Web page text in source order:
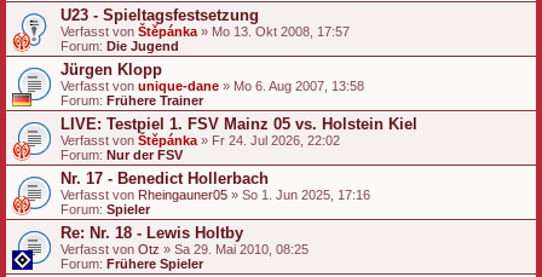
U23 - Spieltagsfestsetzung
Verfasst von Štěpánka » Mo 13. Okt 2008, 17:57
Forum: Die Jugend
Jürgen Klopp
Verfasst von unique-dane » Mo 6. Aug 2007, 13:58
Forum: Frühere Trainer
LIVE: Testpiel 1. FSV Mainz 05 vs. Holstein Kiel
Verfasst von Štěpánka » Fr 24. Jul 2026, 22:02
Forum: Nur der FSV
Nr. 17 - Benedict Hollerbach
Verfasst von Rheingauner05 » So 1. Jun 2025, 17:16
Forum: Spieler
Re: Nr. 18 - Lewis Holtby
Verfasst von Otz » Sa 29. Mai 2010, 08:25
Forum: Frühere Spieler